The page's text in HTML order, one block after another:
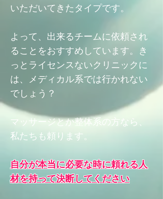
いただいてきたタイプです。
よって、出来るチームに依頼され
ることをおすすめしています。
き
っとライセンスないクリニックに
は、メディカル系では行かれない
でしょう？
マッサージとか整体系の方なら、
私たちも頼ります。
自分が本当に必要な時に頼れる人
材を持って決断してください